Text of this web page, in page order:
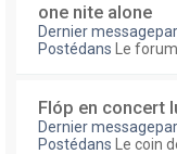
one nite alone
Dernier messagepar
Postédans
Le
Flóp en concert
Dernier messagepar
Postédans
Le coin